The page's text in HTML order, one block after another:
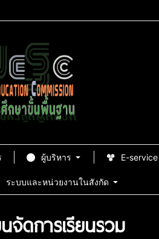
ผู้บริหาร E-service
ระบบและหน่วยงานในสังกัด
จัดการเรียนรวม